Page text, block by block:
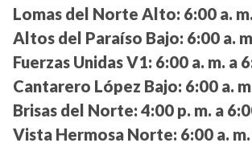
Lomas del Norte Alto: 6:00 a.
Altos del Paraíso Bajo: 6:00 a.
Fuerzas Unidas V1: 6:00 a. m. a
Cantarero López Bajo: 6:00 a.
Brisas del Norte: 4:00 p. m. a
Vista Hermosa Norte: 6:00 a.